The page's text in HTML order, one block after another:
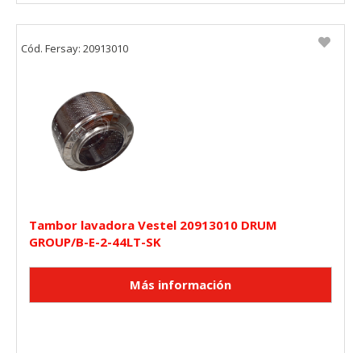
Tambor lavadora Vestel 20913010 DRUM
GROUP/B-E-2-44LT-SK
Cód. Fersay: 20913010